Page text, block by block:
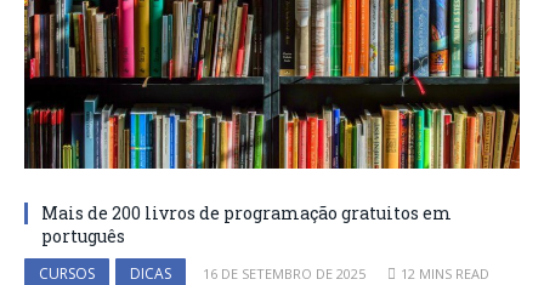
Mais de 200 livros de programação gratuitos em
português
CURSOS DICAS 16 DE SETEMBRO DE 2025 12 MINS READ